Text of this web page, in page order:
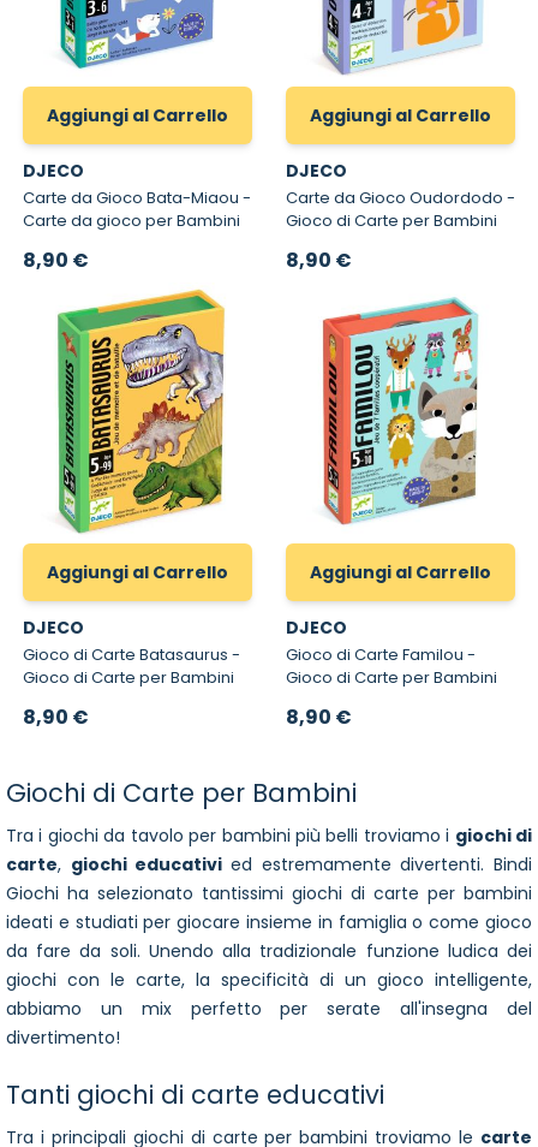
Aggiungi al Carrello
DJECO
Carte da Gioco Bata-Miaou -
Carte da gioco per Bambini
8,90 €
Aggiungi al Carrello
DJECO
Carte da Gioco Oudordodo -
Gioco di Carte per Bambini
8,90 €
Aggiungi al Carrello
DJECO
Gioco di Carte Batasaurus -
Gioco di Carte per Bambini
8,90 €
Aggiungi al Carrello
DJECO
Gioco di Carte Familou -
Gioco di Carte per Bambini
8,90 €
Giochi di Carte per Bambini
Tra i giochi da tavolo per bambini più belli troviamo i giochi di
carte, giochi educativied estremamente divertenti. Bindi
Giochi ha selezionato tantissimi giochi di carte per bambini
ideati e studiati per giocare insieme in famiglia o come gioco
da fare da soli. Unendo alla tradizionale funzione ludica dei
giochi con le carte, la specificità di un gioco intelligente,
abbiamo un mix perfetto per serate all'insegna del
divertimento!
Tanti giochi di carte educativi
Tra i principali giochi di carte per bambini troviamo le carte